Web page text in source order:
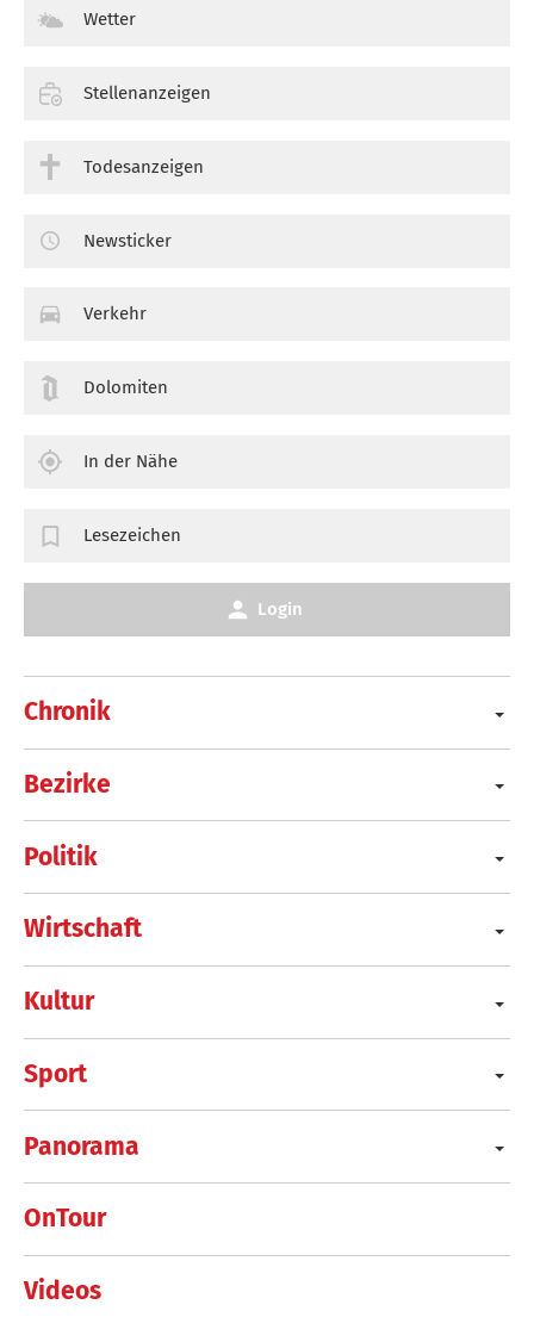
Chronik
Bezirke
Politik
Wirtschaft
Kultur
Sport
Panorama
OnTour
Videos
Wetter
Stellenanzeigen
Todesanzeigen
Newsticker
Verkehr
Dolomiten
In der Nähe
Lesezeichen
Login